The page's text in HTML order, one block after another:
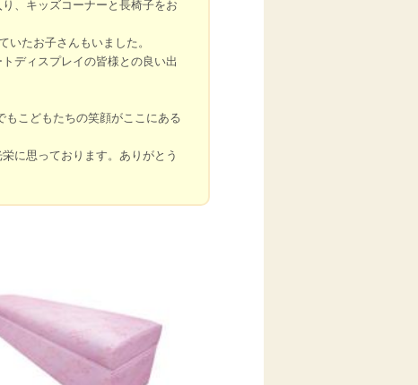
、キッズコーナーと長椅子をお
いたお子さんもいました。
ディスプレイの皆様との良い出
もこどもたちの笑顔がここにある
に思っております。ありがとう